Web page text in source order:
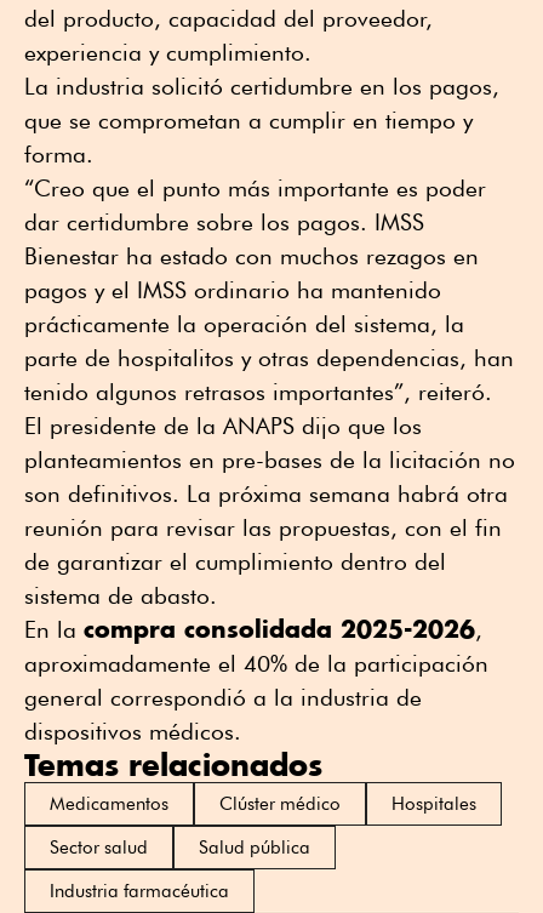
del producto, capacidad del proveedor,
experiencia y cumplimiento.
La industria solicitó certidumbre en los pagos,
que se comprometan a cumplir en tiempo y
forma.
“Creo que el punto más importante es poder
dar certidumbre sobre los pagos. IMSS
Bienestar ha estado con muchos rezagos en
pagos y el IMSS ordinario ha mantenido
prácticamente la operación del sistema, la
parte de hospitalitos y otras dependencias, han
tenido algunos retrasos importantes”, reiteró.
El presidente de la ANAPS dijo que los
planteamientos en pre-bases de la licitación no
son definitivos. La próxima semana habrá otra
reunión para revisar las propuestas, con el fin
de garantizar el cumplimiento dentro del
sistema de abasto.
En la compra consolidada 2025-2026,
aproximadamente el 40% de la participación
general correspondió a la industria de
dispositivos médicos.
Temas relacionados
Medicamentos Clúster médico
Hospitales
Sector salud
Salud pública
Industria farmacéutica